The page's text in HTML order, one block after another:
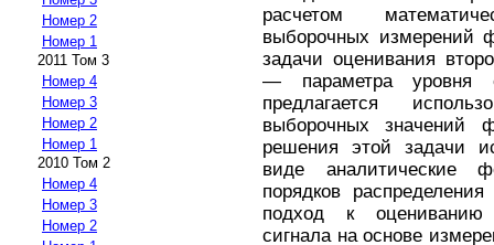
Номер 2
Номер 1
2011 Том 3
Номер 4
Номер 3
Номер 2
Номер 1
2010 Том 2
Номер 4
Номер 3
Номер 2
расчетом
выборочных измерений
задачи оценивания
— параметра уровня
предлагается
выборочных значений
решения этой задачи
виде аналитические
порядков
подход к оцениванию
сигнала на основе